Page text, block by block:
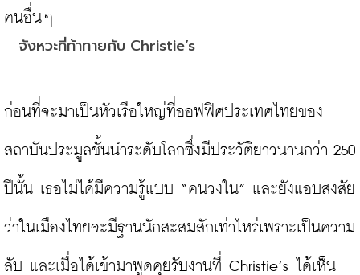
จังหวะที่ท้าทายกับ Christie’s
ก่อนที่จะมาเป็นหัวเรือใหญ่ที่ออฟฟิศประเทศไทยของ
สถาบันประมูลชั้นนำระดับโลกซึ่งมีประวัติยาวนานกว่า 250
ปีนั้น เธอไม่ได้มีความรู้แบบ “คนวงใน” และยังแอบสงสัย
ว่าในเมืองไทยจะมีฐานนักสะสมสักเท่าไหร่เพราะเป็นความ
ลับ และเมื่อได้เข้ามาพูดคุยรับงานที่ Christie’s ได้เห็น